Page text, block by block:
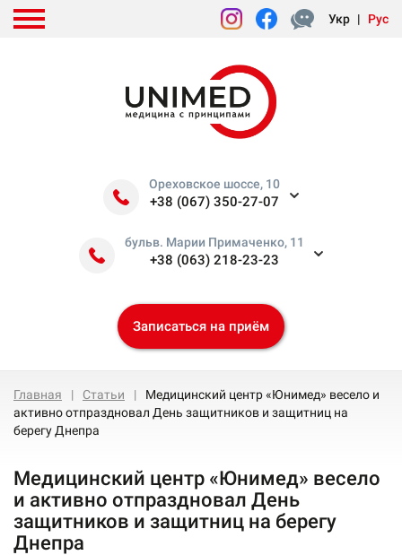
Укр | Рус
Ореховское шоссе, 10
+38 (067) 350-27-07
бульв. Марии Примаченко, 11
+38 (063) 218-23-23
Записаться на приём
Главная Статьи
Медицинский центр «Юнимед» весело и
активно отпраздновал День защитников и защитниц на
берегу Днепра
Медицинский центр «Юнимед» весело
и активно отпраздновал День
защитников и защитниц на берегу
Днепра